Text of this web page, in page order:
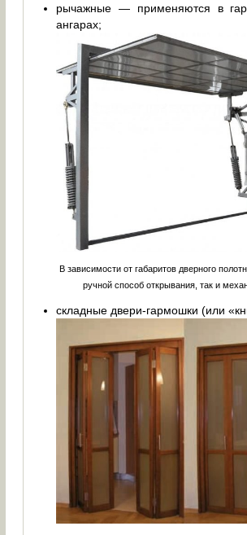
рычажные — применяются в
ангарах;
В зависимости от габаритов дверного
ручной способ открывания, так и
складные двери-гармошки (или